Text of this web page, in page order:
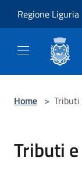
Regione Liguria
Home > Tributi
Tributi